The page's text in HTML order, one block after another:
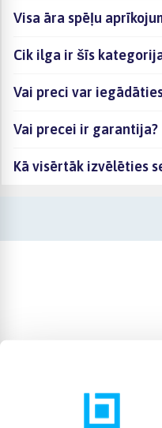
Visa āra spēļu
Cik ilga ir šīs
Vai preci var
Vai precei ir garantija?
Kā visērtāk izvēlēties